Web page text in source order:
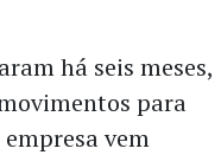
há seis meses,
para
vem